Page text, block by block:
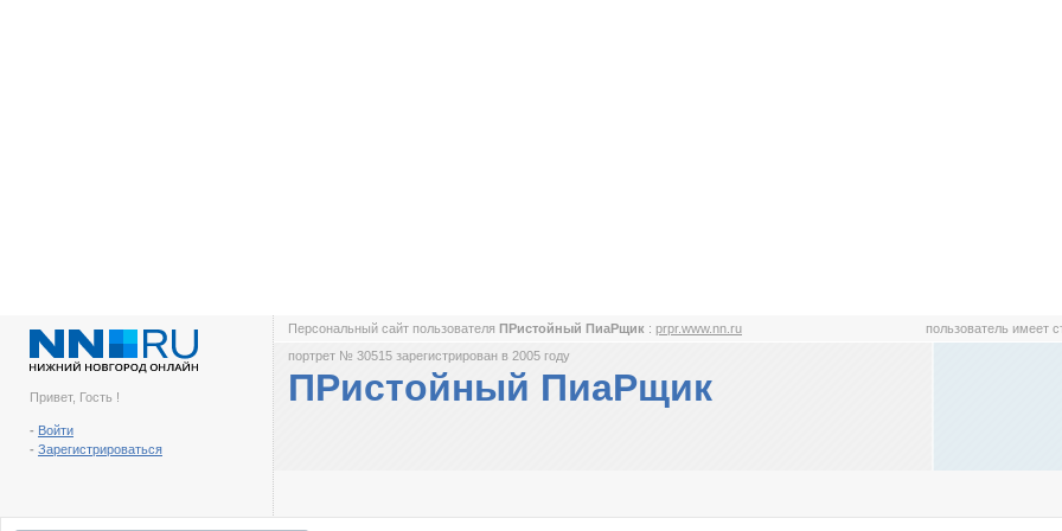
Привет, Гость !
- Войти
- Зарегистрироваться
Персональный сайт пользователя ПРистойный ПиаРщик : prpr.www.nn.ru пользователь имеет
портрет № 30515 зарегистрирован в 2005 году
ПРистойный ПиаРщик